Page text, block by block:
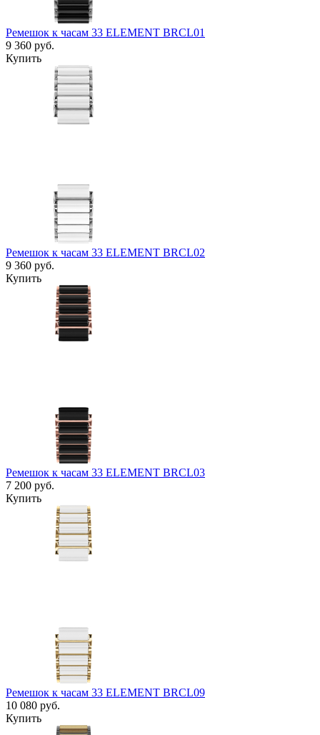
Ремешок к часам 33 ELEMENT BRCL01
9 360 руб.
Купить
Ремешок к часам 33 ELEMENT BRCL02
9 360 руб.
Купить
Ремешок к часам 33 ELEMENT BRCL03
7 200 руб.
Купить
Ремешок к часам 33 ELEMENT BRCL09
10 080 руб.
Купить